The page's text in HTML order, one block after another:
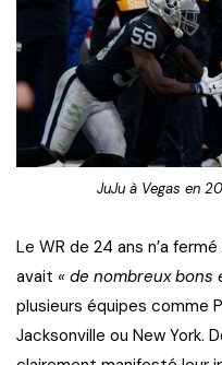
JuJu à Vegas en
Le WR de 24 ans n’a
avait « de nombreux bons
plusieurs équipes comme
Jacksonville ou New York.